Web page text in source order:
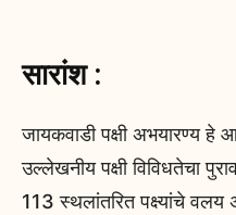
सारांश :
जायकवाडी पक्षी अभयारण्य हे
उल्लेखनीय पक्षी विविधतेचा
113 स्थलांतरित पक्ष्यांचे